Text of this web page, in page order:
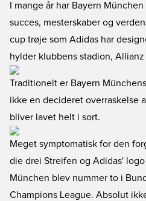
I mange år har Bayern
succes, mesterskaber og
cup trøje som Adidas har
hylder klubbens stadion, Allianz
Traditionelt er Bayern
ikke en decideret overraskelse
bliver lavet helt i sort.
Meget symptomatisk for den
die drei Streifen og Adidas'
München blev nummer to i
Champions League. Absolut